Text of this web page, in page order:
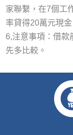
家聯繫，在7個工
率貸得20萬元現
6,注意事項：借款
先多比較。